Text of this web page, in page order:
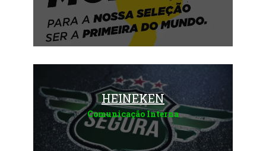
Saiba mais
HEINEKEN
Comunicação Interna
Saiba mais